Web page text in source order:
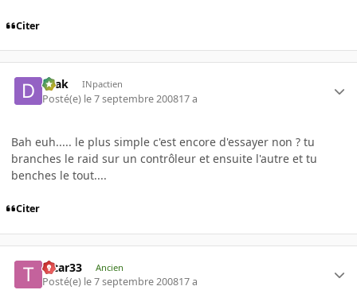
Citer
Drak INpactien
Posté(e) le 7 septembre 200817 a
Bah euh..... le plus simple c'est encore d'essayer non ? tu
branches le raid sur un contrôleur et ensuite l'autre et tu
benches le tout....
Citer
tatar33 Ancien
Posté(e) le 7 septembre 200817 a